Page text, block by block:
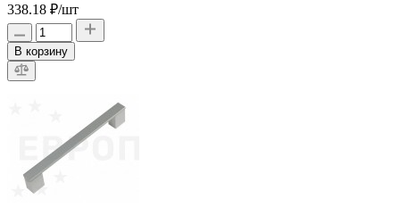
338.18 ₽/шт
В корзину